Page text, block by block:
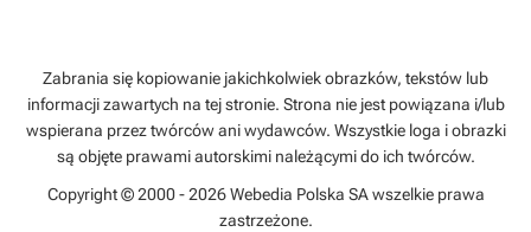
Zabrania się kopiowanie jakichkolwiek obrazków, tekstów lub
informacji zawartych na tej stronie. Strona nie jest powiązana i/lub
wspierana przez twórców ani wydawców. Wszystkie loga i obrazki
są objęte prawami autorskimi należącymi do ich twórców.
Copyright © 2000 - 2026 Webedia Polska SA wszelkie prawa
zastrzeżone.